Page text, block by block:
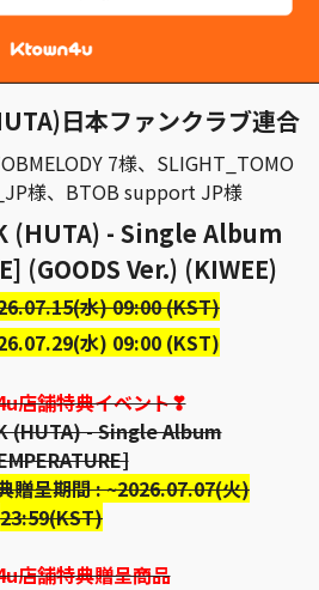
日本ファンクラブ連合
7様、SLIGHT_TOMO
様、BTOB support JP様
(HUTA) - Single Album
(GOODS Ver.) (KIWEE)
水) 09:00 (KST)
水) 09:00 (KST)
店舗特典イベント❣
(HUTA) - Single Album
贈呈期間 : ~2026.07.07(火)
23:59(KST)
店舗特典贈呈商品